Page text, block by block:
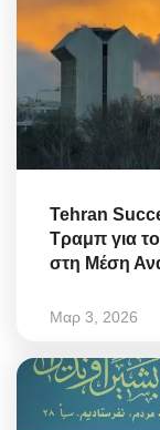
Tehran
Τραμπ για
στη Μέση
Μαρ 3, 2026